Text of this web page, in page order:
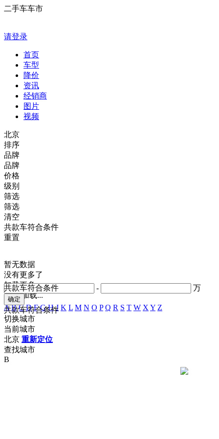
二手车车市
请登录
首页
车型
降价
资讯
经销商
图片
视频
北京
排序
品牌
品牌
价格
- 万
共款车符合条件
级别
共款车符合条件
筛选
筛选
清空
共款车符合条件
重置
暂无数据
没有更多了
加载更多
正在加载...
A B C D F G H J K L M N O P Q R S T W X Y Z
切换城市
当前城市
北京 重新定位
查找城市
B